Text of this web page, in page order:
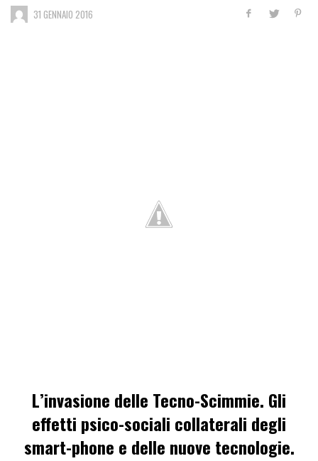
31 GENNAIO 2016
L’invasione delle Tecno-Scimmie. Gli
effetti psico-sociali collaterali degli
smart-phone e delle nuove tecnologie.